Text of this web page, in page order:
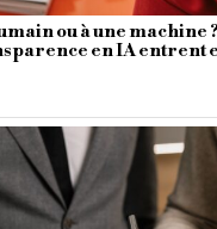
ou à une machine
en IA entrent